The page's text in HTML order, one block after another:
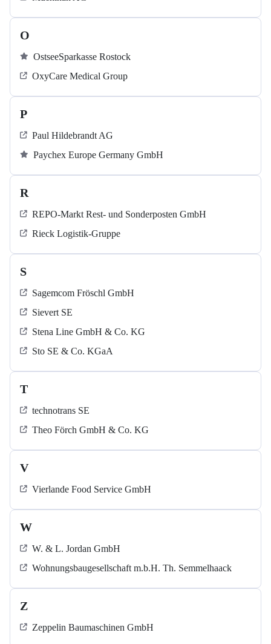
O
OstseeSparkasse Rostock
OxyCare Medical Group
P
Paul Hildebrandt AG
Paychex Europe Germany GmbH
R
REPO-Markt Rest- und Sonderposten GmbH
Rieck Logistik-Gruppe
S
Sagemcom Fröschl GmbH
Sievert SE
Stena Line GmbH & Co. KG
Sto SE & Co. KGaA
T
technotrans SE
Theo Förch GmbH & Co. KG
V
Vierlande Food Service GmbH
W
W. & L. Jordan GmbH
Wohnungsbaugesellschaft m.b.H. Th. Semmelhaack
Z
Zeppelin Baumaschinen GmbH